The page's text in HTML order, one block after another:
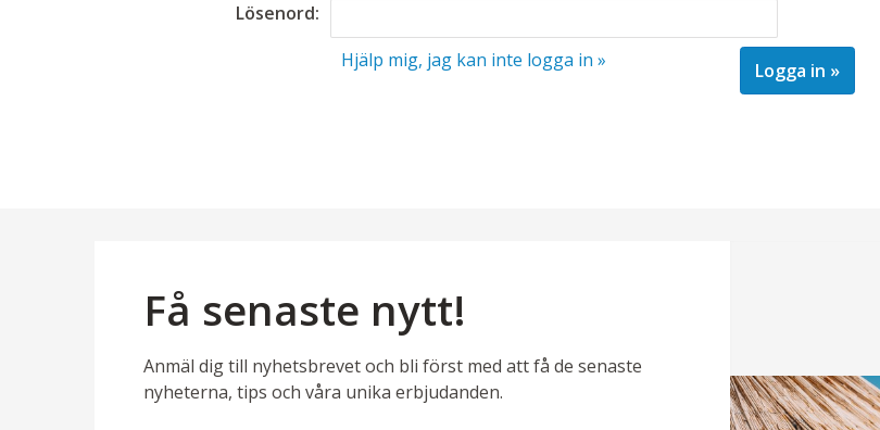
Lösenord:
Hjälp mig, jag kan inte logga in »
Få senaste nytt!
Anmäl dig till nyhetsbrevet och bli först med att få de senaste
nyheterna, tips och våra unika erbjudanden.